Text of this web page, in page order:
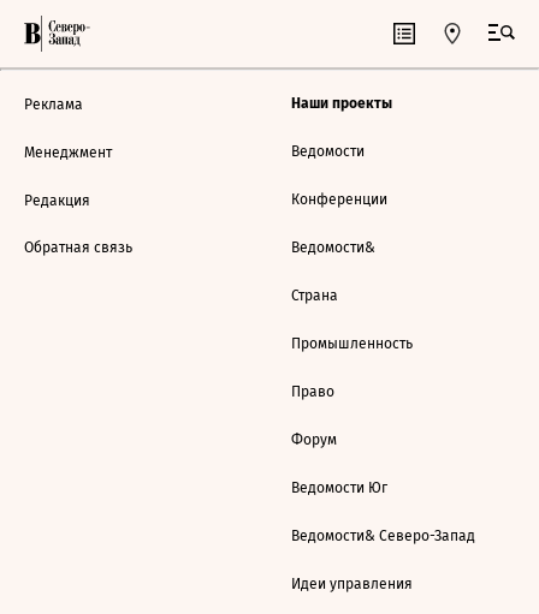
Реклама
Менеджмент
Редакция
Обратная связь
Наши проекты
Ведомости
Конференции
Ведомости&
Страна
Промышленность
Право
Форум
Ведомости Юг
Ведомости& Северо-Запад
Идеи управления